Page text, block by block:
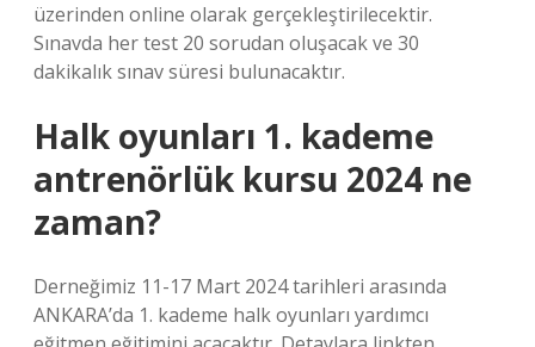
üzerinden online olarak gerçekleştirilecektir.
Sınavda her test 20 sorudan oluşacak ve 30
dakikalık sınav süresi bulunacaktır.
Halk oyunları 1. kademe
antrenörlük kursu 2024 ne
zaman?
Derneğimiz 11-17 Mart 2024 tarihleri ​​arasında
ANKARA’da 1. kademe halk oyunları yardımcı